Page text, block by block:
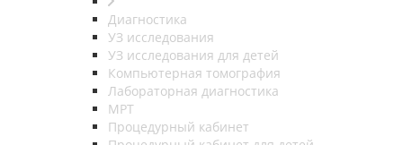
Диагностика
УЗ исследования
УЗ исследования для детей
Компьютерная томография
Лабораторная диагностика
МРТ
Процедурный кабинет